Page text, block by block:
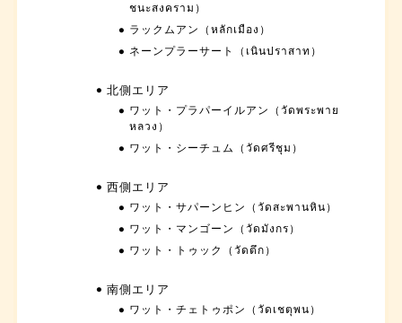
ชนะสงคราม）
ラックムアン（หลักเมือง）
ネーンプラーサート（เนินปราสาท）
北側エリア
ワット・プラパーイルアン（วัดพระพาย
หลวง）
ワット・シーチュム（วัดศรีชุม）
西側エリア
ワット・サパーンヒン（วัดสะพานหิน）
ワット・マンゴーン（วัดมังกร）
ワット・トゥック（วัดตึก）
南側エリア
ワット・チェトゥポン（วัดเชตุพน）